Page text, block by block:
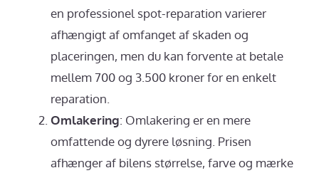
en professionel spot-reparation varierer
afhængigt af omfanget af skaden og
placeringen, men du kan forvente at betale
mellem 700 og 3.500 kroner for en enkelt
reparation.
Omlakering: Omlakering er en mere
omfattende og dyrere løsning. Prisen
afhænger af bilens størrelse, farve og mærke